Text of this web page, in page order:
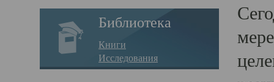
Библиотека
Книги
Исследования